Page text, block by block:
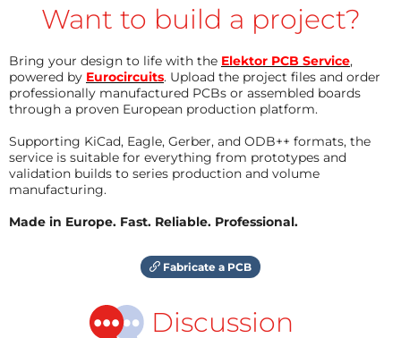
Want to build a project?
Bring your design to life with the Elektor PCB Service,
powered by Eurocircuits. Upload the project files and order
professionally manufactured PCBs or assembled boards
through a proven European production platform.
Supporting KiCad, Eagle, Gerber, and ODB++ formats, the
service is suitable for everything from prototypes and
validation builds to series production and volume
manufacturing.
Made in Europe. Fast. Reliable. Professional.
Fabricate a PCB
Discussion